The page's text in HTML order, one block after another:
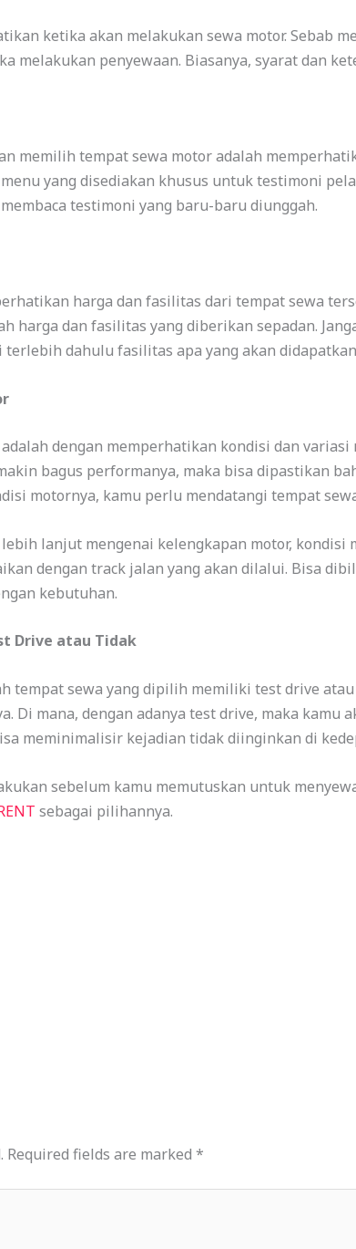
ketika akan melakukan sewa motor. Sebab
melakukan penyewaan. Biasanya, syarat dan
memilih tempat sewa motor adalah
yang disediakan khusus untuk testimoni
testimoni yang baru-baru diunggah.
harga dan fasilitas dari tempat sewa
harga dan fasilitas yang diberikan sepadan.
dahulu fasilitas apa yang akan
dengan memperhatikan kondisi dan variasi
bagus performanya, maka bisa dipastikan
motornya, kamu perlu mendatangi tempat
lanjut mengenai kelengkapan motor, kondisi
dengan track jalan yang akan dilalui. Bisa
kebutuhan.
Drive atau Tidak
tempat sewa yang dipilih memiliki test drive
Di mana, dengan adanya test drive, maka kamu
meminimalisir kejadian tidak diinginkan di
sebelum kamu memutuskan untuk
sebagai pilihannya.
Required fields are marked *